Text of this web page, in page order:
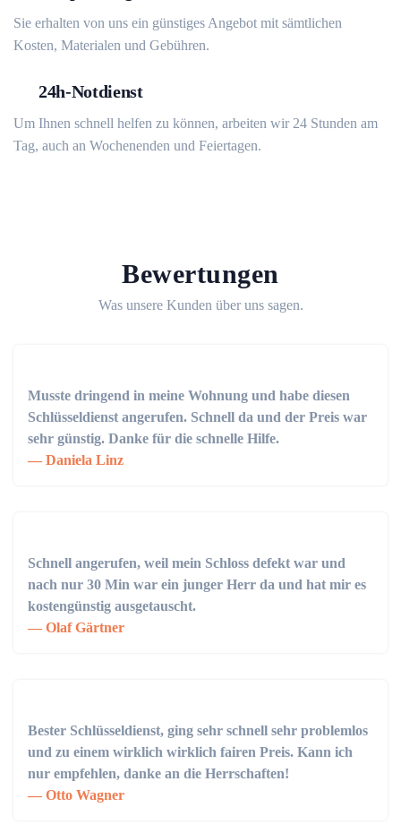
Sie erhalten von uns ein günstiges Angebot mit sämtlichen
Kosten, Materialen und Gebühren.
24h-Notdienst
Um Ihnen schnell helfen zu können, arbeiten wir 24 Stunden am
Tag, auch an Wochenenden und Feiertagen.
Bewertungen
Was unsere Kunden über uns sagen.
Musste dringend in meine Wohnung und habe diesen
Schlüsseldienst angerufen. Schnell da und der Preis war
sehr günstig. Danke für die schnelle Hilfe.
Daniela Linz
Schnell angerufen, weil mein Schloss defekt war und
nach nur 30 Min war ein junger Herr da und hat mir es
kostengünstig ausgetauscht.
Olaf Gärtner
Bester Schlüsseldienst, ging sehr schnell sehr problemlos
und zu einem wirklich wirklich fairen Preis. Kann ich
nur empfehlen, danke an die Herrschaften!
Otto Wagner